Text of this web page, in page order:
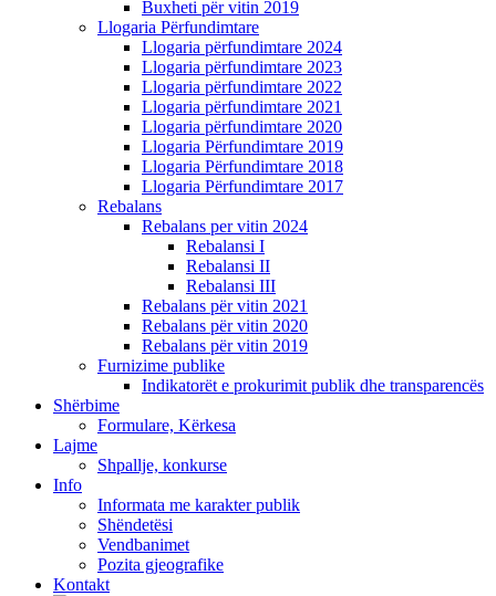
Buxheti për vitin 2019
Llogaria Përfundimtare
Llogaria përfundimtare 2024
Llogaria përfundimtare 2023
Llogaria përfundimtare 2022
Llogaria përfundimtare 2021
Llogaria përfundimtare 2020
Llogaria Përfundimtare 2019
Llogaria Përfundimtare 2018
Llogaria Përfundimtare 2017
Rebalans
Rebalans per vitin 2024
Rebalansi I
Rebalansi II
Rebalansi III
Rebalans për vitin 2021
Rebalans për vitin 2020
Rebalans për vitin 2019
Furnizime publike
Indikatorët e prokurimit publik dhe transparencës
Shërbime
Formulare, Kërkesa
Lajme
Shpallje, konkurse
Info
Informata me karakter publik
Shëndetësi
Vendbanimet
Pozita gjeografike
Kontakt